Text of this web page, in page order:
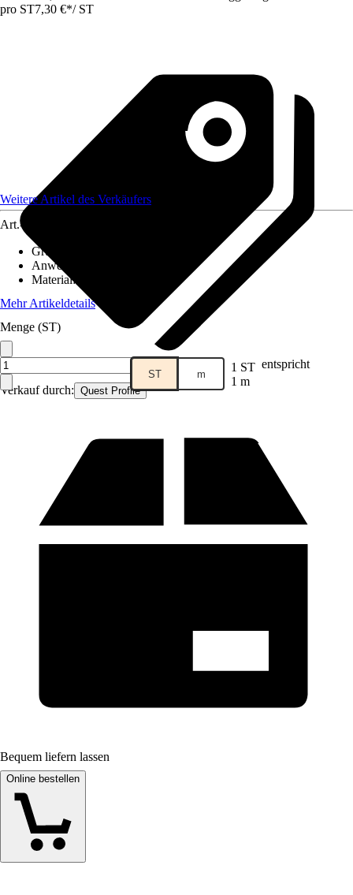
pro ST7,30 €*/ ST
Verkauf durch: Quest Profile
Weitere Artikel des Verkäufers
Art.-Nr.
Grundfarbe
Anwendungsbereich
Material:
Mehr Artikeldetails
Menge (ST)
ST m 1 ST entspricht
1 m
Bequem liefern lassen
Online bestellen